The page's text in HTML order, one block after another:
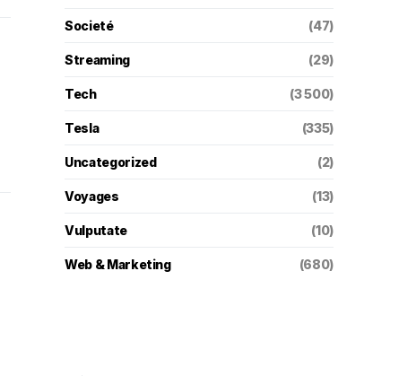
Societé (47)
Streaming (29)
Tech (3 500)
Tesla (335)
Uncategorized (2)
Voyages (13)
Vulputate (10)
Web & Marketing (680)